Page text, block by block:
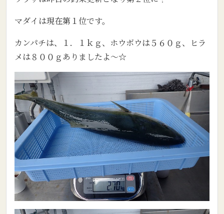
マダイは現在第１位です。
カンパチは、１．１ｋｇ、ホウボウは５６０ｇ、ヒラ
メは８００ｇありましたよ～☆